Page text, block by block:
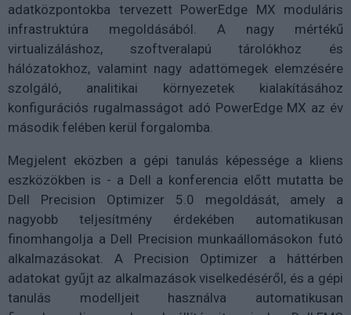
adatközpontokba tervezett PowerEdge MX moduláris
infrastruktúra megoldásából. A nagy mértékű
virtualizáláshoz, szoftveralapú tárolókhoz és
hálózatokhoz, valamint nagy adattömegek elemzésére
szolgáló, analitikai környezetek kialakításához
konfigurációs rugalmasságot adó PowerEdge MX az év
második felében kerül forgalomba.
Megjelent eközben a gépi tanulás képessége a kliens
eszközökben is - a Dell a konferencia előtt mutatta be
Dell Precision Optimizer 5.0 megoldását, amely a
nagyobb teljesítmény érdekében automatikusan
finomhangolja a Dell Precision munkaállomásokon futó
alkalmazásokat. A Precision Optimizer a háttérben
adatokat gyűjt az alkalmazások viselkedéséről, és a gépi
tanulás modelljeit használva automatikusan